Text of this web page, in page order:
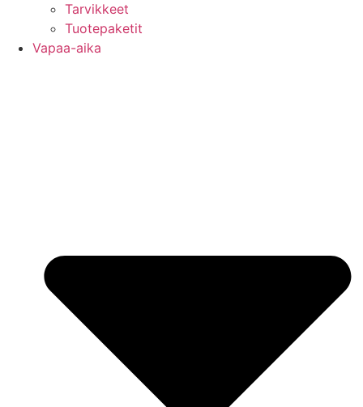
Tarvikkeet
Tuotepaketit
Vapaa-aika